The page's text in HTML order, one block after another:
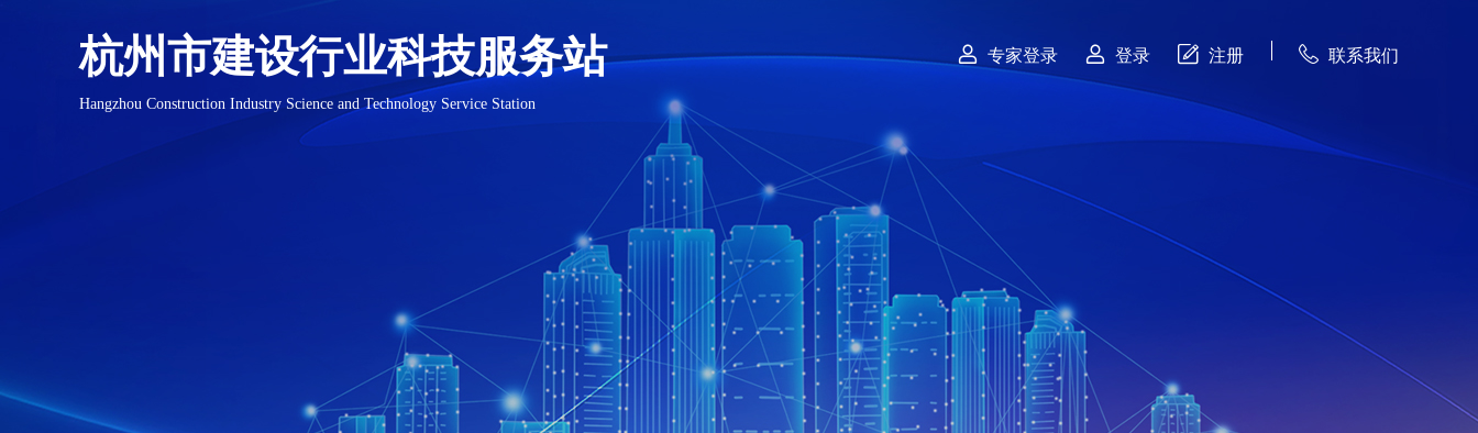
杭州市建设行业科技服务站
Hangzhou Construction Industry Science and Technology Service Station
 专家登录  登录  注册  联系我们